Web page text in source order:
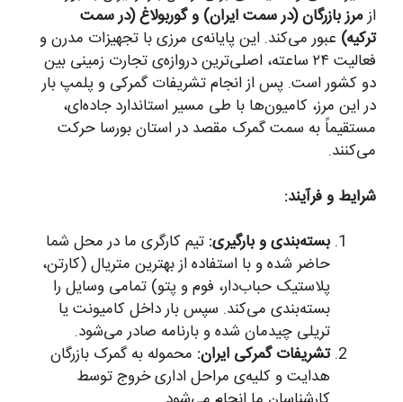
ازمرز بازرگان (در سمت ایران) و گوربولاغ (در سمت
ترکیه)عبور می‌کند. این پایانه‌ی مرزی با تجهیزات مدرن و
فعالیت ۲۴ ساعته، اصلی‌ترین دروازه‌ی تجارت زمینی بین
دو کشور است. پس از انجام تشریفات گمرکی و پلمپ بار
در این مرز، کامیون‌ها با طی مسیر استاندارد جاده‌ای،
مستقیماً به سمت گمرک مقصد در استان بورسا حرکت
می‌کنند.
شرایط و فرآیند:
بسته‌بندی و بارگیری:تیم کارگری ما در محل شما
حاضر شده و با استفاده از بهترین متریال (کارتن،
پلاستیک حباب‌دار، فوم و پتو) تمامی وسایل را
بسته‌بندی می‌کند. سپس بار داخل کامیونت یا
تریلی چیدمان شده و بارنامه صادر می‌شود.
تشریفات گمرکی ایران:محموله به گمرک بازرگان
هدایت و کلیه‌ی مراحل اداری خروج توسط